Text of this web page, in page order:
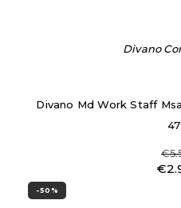
Divano
Divano Md Work Staff
-50%